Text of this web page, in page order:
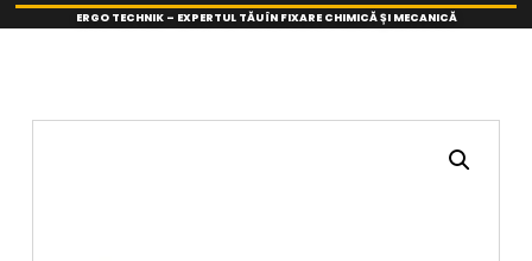
ERGO TECHNIK – EXPERTUL TĂU ÎN FIXARE CHIMICĂ ȘI MECANICĂ